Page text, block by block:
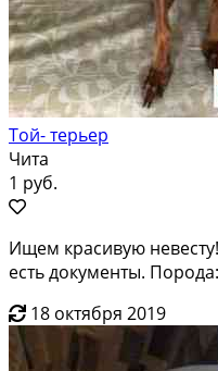
Той- терьер
Чита
1 руб.
Ищем красивую
есть документы.
18 октября 2019